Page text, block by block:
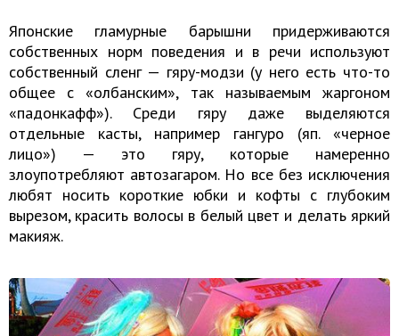
Японские гламурные барышни придерживаются
собственных норм поведения и в речи используют
собственный сленг — гяру-модзи (у него есть что-то
общее с «олбанским», так называемым жаргоном
«падонкафф»). Среди гяру даже выделяются
отдельные касты, например гангуро (яп. «черное
лицо») — это гяру, которые намеренно
злоупотребляют автозагаром. Но все без исключения
любят носить короткие юбки и кофты с глубоким
вырезом, красить волосы в белый цвет и делать яркий
макияж.